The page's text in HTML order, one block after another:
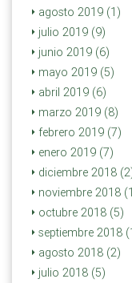
agosto 2019 (1)
julio 2019 (9)
junio 2019 (6)
mayo 2019 (5)
abril 2019 (6)
marzo 2019 (8)
febrero 2019 (7)
enero 2019 (7)
diciembre 2018
noviembre 2018
octubre 2018 (5)
septiembre 2018
agosto 2018 (2)
julio 2018 (5)